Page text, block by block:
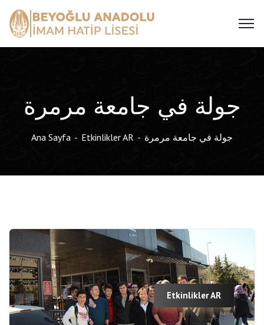
جولة في جامعة مرمرة
Ana Sayfa Etkinlikler AR جولة في جامعة مرمرة
Etkinlikler AR